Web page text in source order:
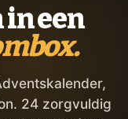
een
24 zorgvuldig